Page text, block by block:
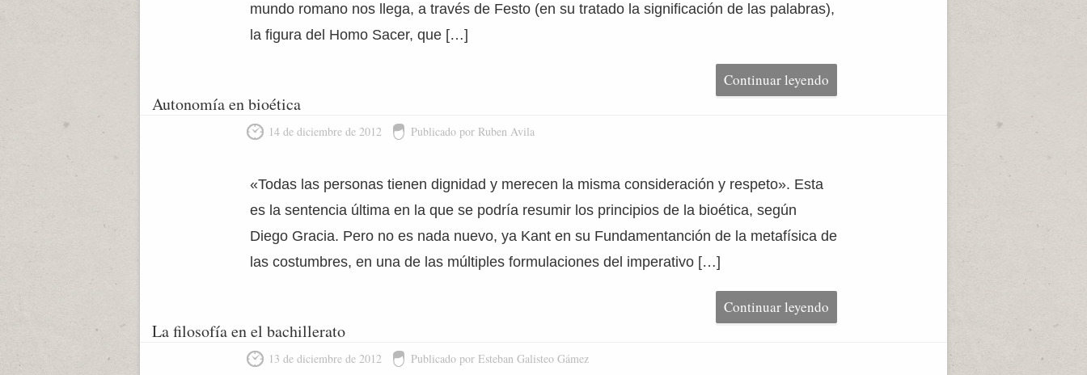
mundo romano nos llega, a través de Festo (en su tratado la significación de las palabras),
la figura del Homo Sacer, que […]
Continuar leyendo
Autonomía en bioética
14 de diciembre de 2012 Publicado por Ruben Avila
«Todas las personas tienen dignidad y merecen la misma consideración y respeto». Esta
es la sentencia última en la que se podría resumir los principios de la bioética, según
Diego Gracia. Pero no es nada nuevo, ya Kant en su Fundamentanción de la metafísica de
las costumbres, en una de las múltiples formulaciones del imperativo […]
Continuar leyendo
La filosofía en el bachillerato
13 de diciembre de 2012 Publicado por Esteban Galisteo Gámez